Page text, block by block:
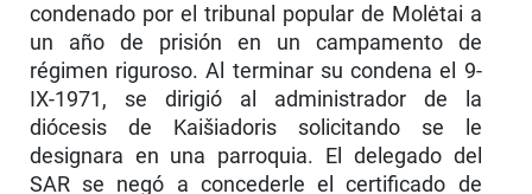
condenado por el tribunal popular de Molėtai a
un año de prisión en un campamento de
régimen riguroso. Al terminar su condena el 9-
IX-1971, se dirigió al administrador de la
diócesis de Kaišiadoris solicitando se le
designara en una parroquia. El delegado del
SAR se negó a concederle el certificado de